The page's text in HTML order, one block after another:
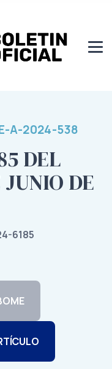
A-2024-538
DEL
DE
6185